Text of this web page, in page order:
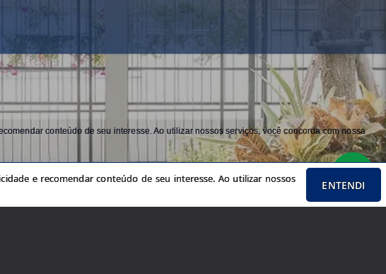
conteúdo de seu interesse. Ao utilizar nossos serviços, você concorda com nossa
e recomendar conteúdo de seu interesse. Ao utilizar nossos
ENTENDI